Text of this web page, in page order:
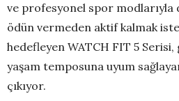
ve profesyonel spor modlarıyla
ödün vermeden aktif kalmak
hedefleyen WATCH FIT 5
yaşam temposuna uyum
çıkıyor.